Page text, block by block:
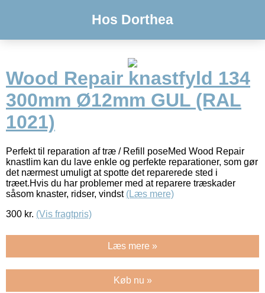
Hos Dorthea
Wood Repair knastfyld 134
300mm Ø12mm GUL (RAL
1021)
Perfekt til reparation af træ / Refill poseMed Wood Repair
knastlim kan du lave enkle og perfekte reparationer, som gør
det nærmest umuligt at spotte det reparerede sted i
træet.Hvis du har problemer med at reparere træskader
såsom knaster, ridser, vindst (Læs mere)
300 kr. (Vis fragtpris)
Læs mere »
Køb nu »